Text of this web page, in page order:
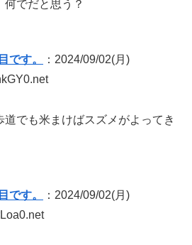
でだと思う？
です。
：2024/09/02(月)
でも米まけばスズメがよってき
です。
：2024/09/02(月)